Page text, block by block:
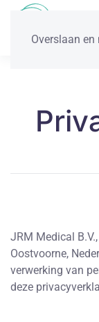
Overslaan
JRM Medical
Oostvoorne,
verwerking van
deze